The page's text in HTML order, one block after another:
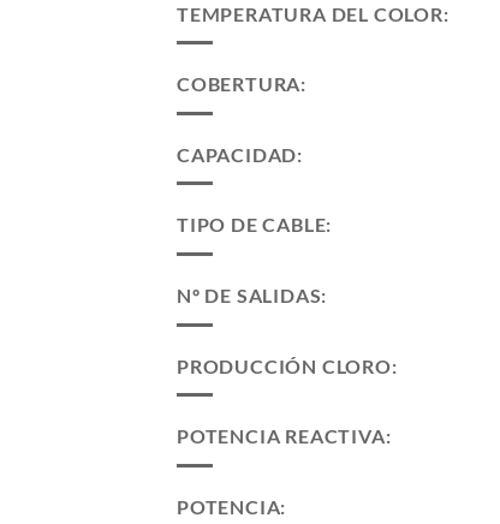
TEMPERATURA DEL COLOR:
COBERTURA:
CAPACIDAD:
TIPO DE CABLE:
Nº DE SALIDAS:
PRODUCCIÓN CLORO:
POTENCIA REACTIVA:
POTENCIA: